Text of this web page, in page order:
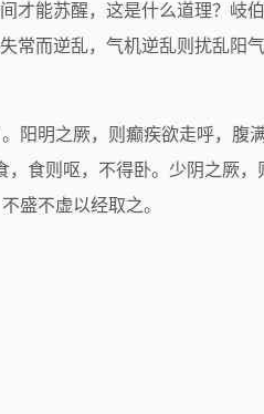
才能苏醒，这是什么道理？岐
常而逆乱，气机逆乱则扰乱阳
阳明之厥，则癫疾欲走呼，腹
食则呕，不得卧。少阴之厥
盛不虚以经取之。